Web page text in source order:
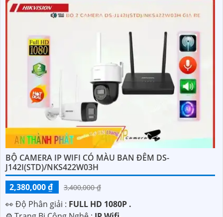
BỘ CAMERA IP WIFI CÓ MÀU BAN ĐÊM DS-
J142I(STD)/NKS422W03H
2,380,000 ₫
3,400,000 ₫
️👀 Độ Phân giải : FULL HD 1080P .